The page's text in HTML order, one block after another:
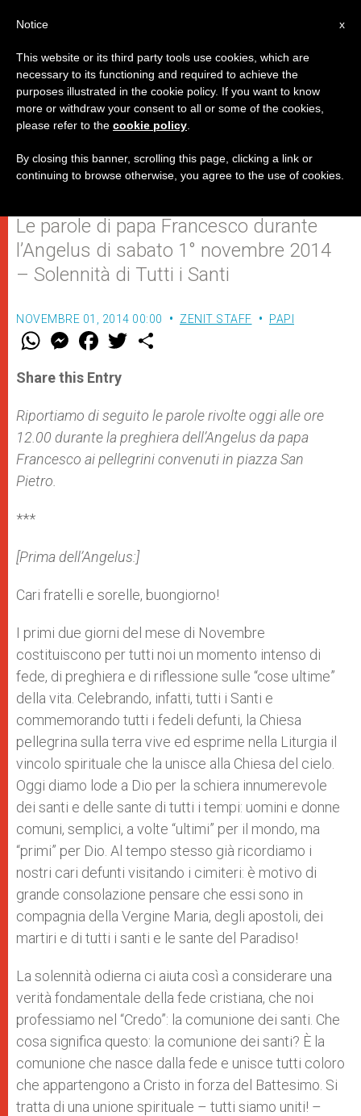
"E' bello avere tanti fratelli nella
fede che camminano al nostro
fianco"
Le parole di papa Francesco durante
l’Angelus di sabato 1° novembre 2014
– Solennità di Tutti i Santi
NOVEMBRE 01, 2014 00:00 ZENIT STAFF PAPI
W
t
s
p
p
M
e
s
e
g
e
r
F
a
e
b
o
k
w
r
Share this Entry
Riportiamo di seguito le parole rivolte oggi alle ore
12.00 durante la preghiera dell’Angelus da papa
Francesco ai pellegrini convenuti in piazza San
Pietro.
***
[Prima dell’Angelus:]
Cari fratelli e sorelle, buongiorno!
I primi due giorni del mese di Novembre
costituiscono per tutti noi un momento intenso di
fede, di preghiera e di riflessione sulle “cose ultime”
della vita. Celebrando, infatti, tutti i Santi e
commemorando tutti i fedeli defunti, la Chiesa
pellegrina sulla terra vive ed esprime nella Liturgia il
vincolo spirituale che la unisce alla Chiesa del cielo.
Oggi diamo lode a Dio per la schiera innumerevole
dei santi e delle sante di tutti i tempi: uomini e donne
comuni, semplici, a volte “ultimi” per il mondo, ma
“primi” per Dio. Al tempo stesso già ricordiamo i
nostri cari defunti visitando i cimiteri: è motivo di
grande consolazione pensare che essi sono in
compagnia della Vergine Maria, degli apostoli, dei
martiri e di tutti i santi e le sante del Paradiso!
La solennità odierna ci aiuta così a considerare una
verità fondamentale della fede cristiana, che noi
professiamo nel “Credo”: la comunione dei santi. Che
cosa significa questo: la comunione dei santi? È la
comunione che nasce dalla fede e unisce tutti coloro
che appartengono a Cristo in forza del Battesimo. Si
tratta di una unione spirituale – tutti siamo uniti! –
x
Notice
This website or its third party tools use cookies, which are
necessary to its functioning and required to achieve the
purposes illustrated in the cookie policy. If you want to know
more or withdraw your consent to all or some of the cookies,
please refer to the cookie policy
By closing this banner, scrolling this page, clicking a link or
continuing to browse otherwise, you agree to the use of cookies.